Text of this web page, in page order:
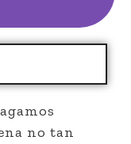
no tan